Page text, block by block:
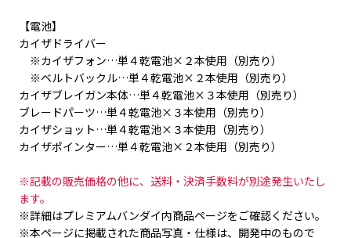
【電池】
カイザドライバー
※カイザフォン…単４乾電池×２本使用（別売り）
※ベルトバックル…単４乾電池×２本使用（別売り）
カイザブレイガン本体…単４乾電池×３本使用（別売り）
ブレードパーツ…単４乾電池×３本使用（別売り）
カイザショット…単４乾電池×３本使用（別売り）
カイザポインター…単４乾電池×２本使用（別売り）
※記載の販売価格の他に、送料・決済手数料が別途発生いたし
ます。
※詳細はプレミアムバンダイ内商品ページをご確認ください。
※本ページに掲載された商品写真・仕様は、開発中のもので